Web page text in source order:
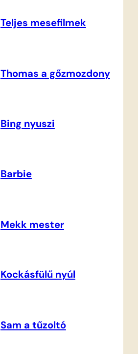
Teljes mesefilmek
Thomas a gőzmozdony
Bing nyuszi
Barbie
Mekk mester
Kockásfülű nyúl
Sam a tűzoltó